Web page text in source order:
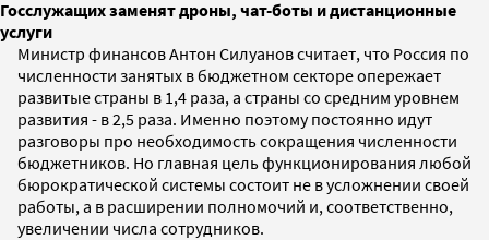
Госслужащих заменят дроны, чат-боты и дистанционные
услуги
Министр финансов Антон Силуанов считает, что Россия по
численности занятых в бюджетном секторе опережает
развитые страны в 1,4 раза, а страны со средним уровнем
развития - в 2,5 раза. Именно поэтому постоянно идут
разговоры про необходимость сокращения численности
бюджетников. Но главная цель функционирования любой
бюрократической системы состоит не в усложнении своей
работы, а в расширении полномочий и, соответственно,
увеличении числа сотрудников.